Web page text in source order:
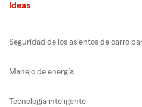
Ideas
Seguridad de los asientos de carro
Manejo de energía
Tecnología inteligente